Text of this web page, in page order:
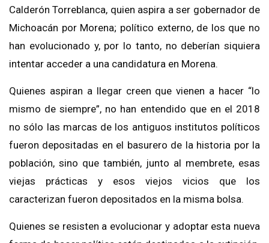
Calderón Torreblanca, quien aspira a ser gobernador de
Michoacán por Morena; político externo, de los que no
han evolucionado y, por lo tanto, no deberían siquiera
intentar acceder a una candidatura en Morena.
Quienes aspiran a llegar creen que vienen a hacer “lo
mismo de siempre”, no han entendido que en el 2018
no sólo las marcas de los antiguos institutos políticos
fueron depositadas en el basurero de la historia por la
población, sino que también, junto al membrete, esas
viejas prácticas y esos viejos vicios que los
caracterizan fueron depositados en la misma bolsa.
Quienes se resisten a evolucionar y adoptar esta nueva